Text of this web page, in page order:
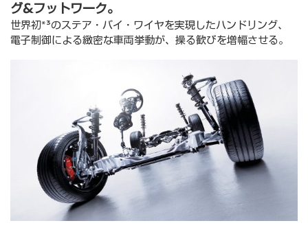
グ&フットワーク。
世界初*³のステア・バイ・ワイヤを実現したハンドリング、
電⼦制御による緻密な⾞両挙動が、操る歓びを増幅させる。